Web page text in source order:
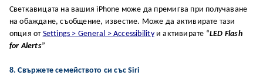
Светкавицата на вашия iPhone може да премигва при получаване
на обаждане, съобщение, известие. Може да активирате тази
опция от Settings > General > Accessibilityи активирате “LED Flash
for Alerts”
8. Cвъpжeтe ceмeйcтвoтo cи cъc Siri